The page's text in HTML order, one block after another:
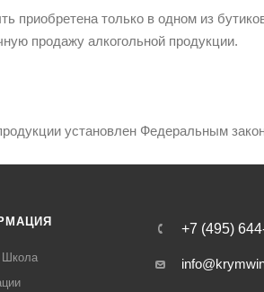
приобретена только в одном из
продажу алкогольной продукции.
установлен Федеральным
Школа
+7 (495)